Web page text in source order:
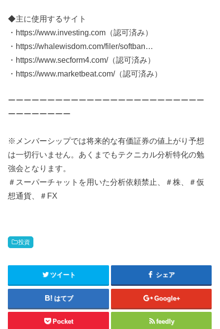
◆主に使用するサイト
・https://www.investing.com（認可済み）​
・https://whalewisdom.com/filer/softban…​
・https://www.secform4.com/（認可済み）​
・https://www.marketbeat.com/（認可済み）​
ーーーーーーーーーーーーーーーーーーーーーーーーー
ーーーーーーーー
※メンバーシップでは将来的な有価証券の値上がり予想
は一切行いません。あくまでもテクニカル分析特化の勉
強会となります。
＃スーパーチャットを用いた分析依頼禁止、＃株、＃仮
想通貨、＃FX
投資
ツイート シェア
はてブ Google+
Pocket feedly